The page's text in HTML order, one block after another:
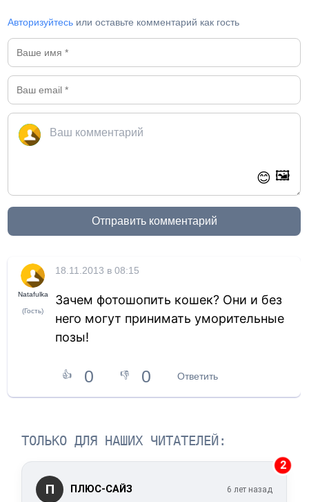
Авторизуйтесь или оставьте комментарий как гость
😊 🖼️
Отправить комментарий
Natafulka
(Гость)
18.11.2013 в 08:15
Зачем фотошопить кошек? Они и без
него могут принимать уморительные
позы!
👍 0 👎 0 Ответить
ТОЛЬКО ДЛЯ НАШИХ ЧИТАТЕЛЕЙ:
2
П ПЛЮС-САЙЗ 6 лет назад